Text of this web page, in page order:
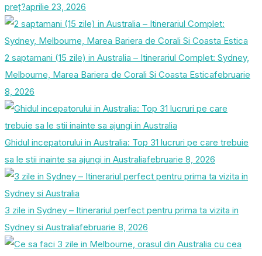
preț?aprilie 23, 2026
2 saptamani (15 zile) in Australia – Itinerariul Complet: Sydney,
Melbourne, Marea Bariera de Corali Si Coasta Esticafebruarie
8, 2026
Ghidul incepatorului in Australia: Top 31 lucruri pe care trebuie
sa le stii inainte sa ajungi in Australiafebruarie 8, 2026
3 zile in Sydney – Itinerariul perfect pentru prima ta vizita in
Sydney si Australiafebruarie 8, 2026